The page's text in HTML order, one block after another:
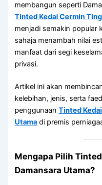
membangun seperti
Tinted Kedai Cermin
menjadi semakin popular
sahaja menambah nilai
manfaat dari segi
privasi.
Artikel ini akan
kelebihan, jenis, serta
penggunaanTinted
Utama di premis
Mengapa Pilih
Damansara Utama?